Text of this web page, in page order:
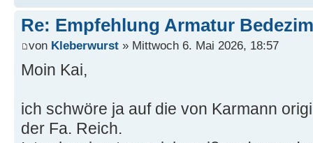
Re: Empfehlung Armatur
von Kleberwurst » Mittwoch 6. Mai 2026, 18:57
Moin Kai,
ich schwöre ja auf die von Karmann
der Fa. Reich.